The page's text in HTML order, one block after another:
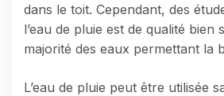
dans le toit. Cependant, des
l’eau de pluie est de qualité bien
majorité des eaux permettant la
L’eau de pluie peut être utilisée